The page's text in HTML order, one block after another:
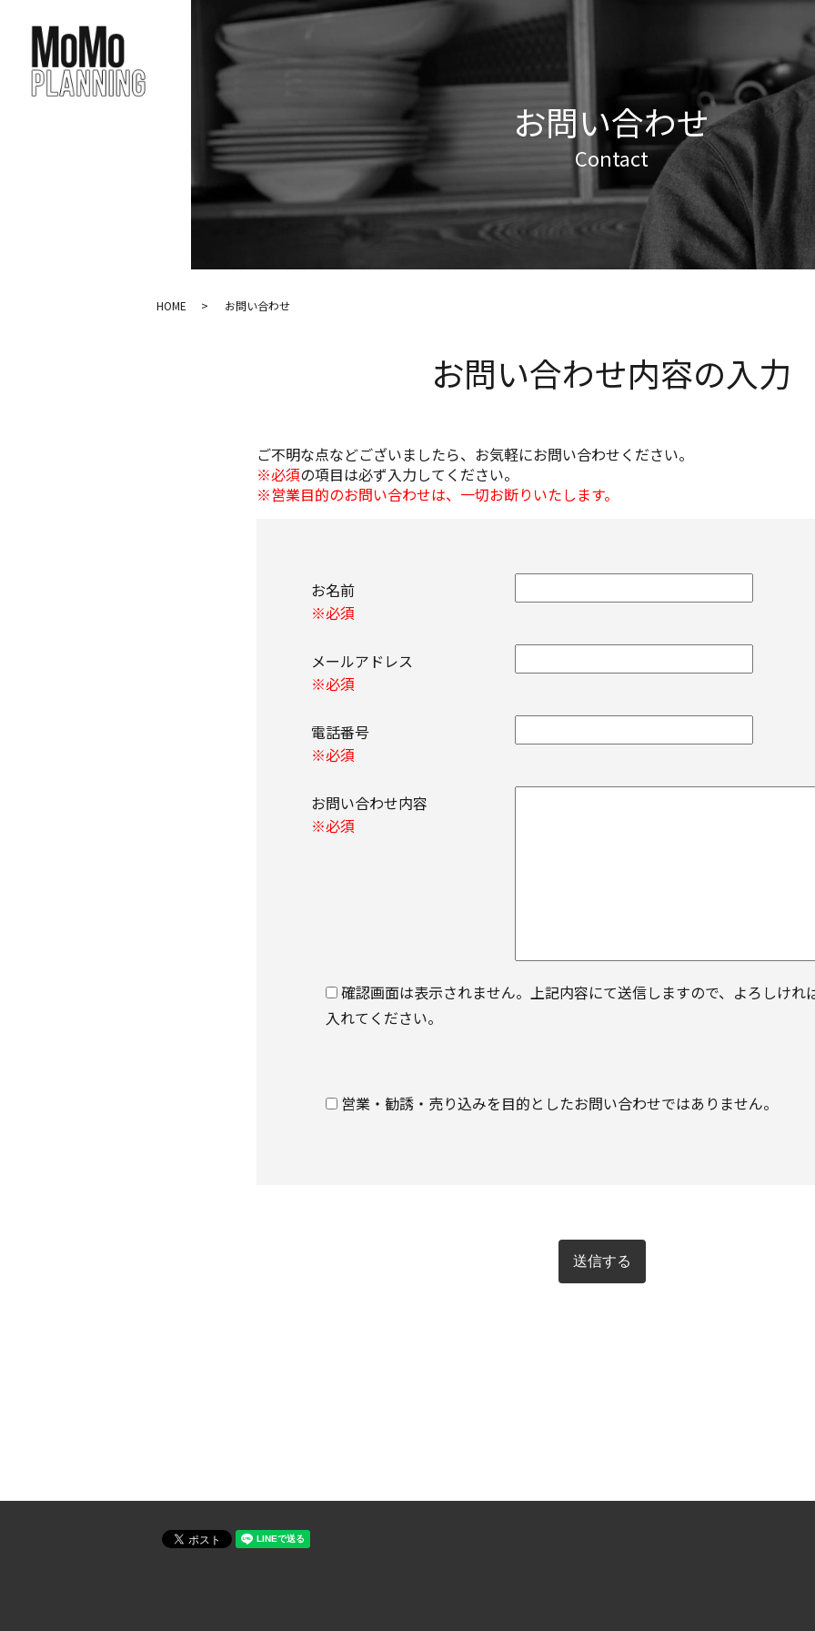
お問い合わせ
Contact
HOME お問い合わせ
お問い合わせ内容の入力
ご不明な点などございましたら、お気軽にお問い合わせください。
※必須の項目は必ず入力してください。
※営業目的のお問い合わせは、一切お断りいたします。
お名前
※必須
メールアドレス
※必須
電話番号
※必須
お問い合わせ内容
※必須
確認画面は表示されません。上記内容にて送信しますので、よろしけれ
入れてください。
営業・勧誘・売り込みを目的としたお問い合わせではありません。